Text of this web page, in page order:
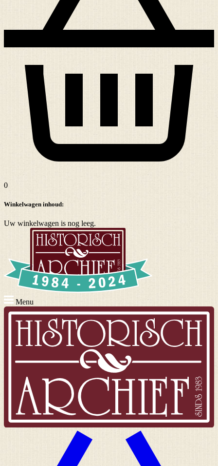
0
Winkelwagen inhoud:
Uw winkelwagen is nog leeg.
Menu